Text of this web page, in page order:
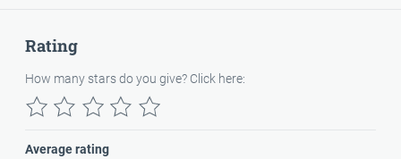
Rating
How many stars do you give? Click here:
Average rating